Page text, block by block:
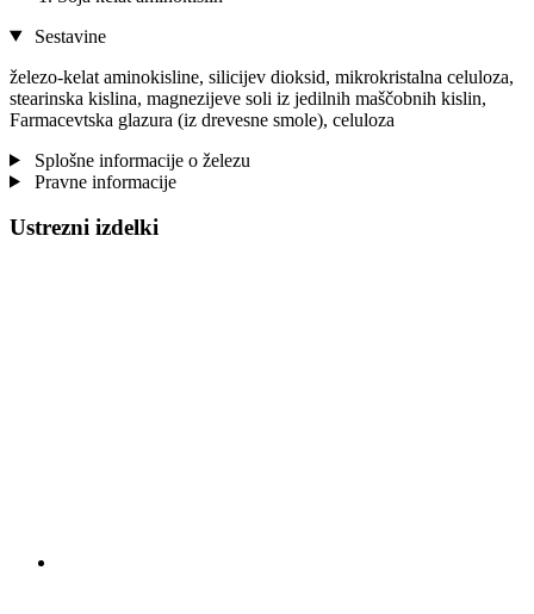
Sestavine
železo-kelat aminokisline, silicijev dioksid, mikrokristalna celuloza,
stearinska kislina, magnezijeve soli iz jedilnih maščobnih kislin,
Farmacevtska glazura (iz drevesne smole), celuloza
Splošne informacije o železu
Pravne informacije
Ustrezni izdelki